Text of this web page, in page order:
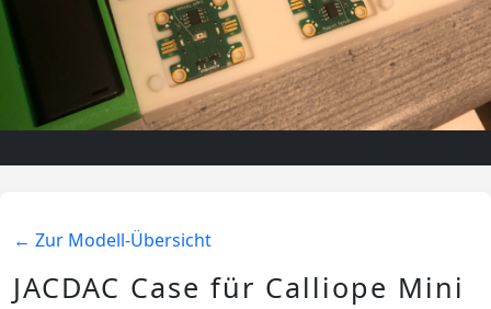
← Zur Modell-Übersicht
JACDAC Case für Calliope Mini